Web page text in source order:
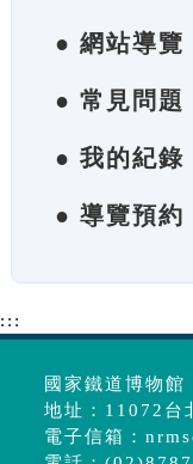
● 網站導覽
● 常見問題
● 我的紀錄
● 導覽預約
:::
國家鐵道博物館
地址：11072台
電子信箱：